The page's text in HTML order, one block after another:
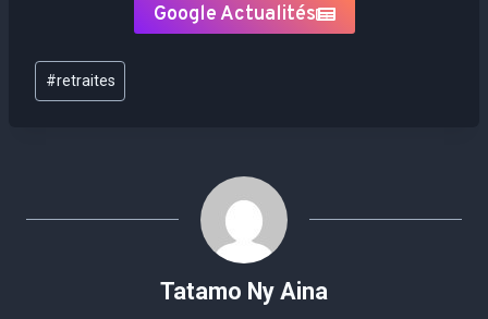
Google Actualités
Étiquettes
de
#retraites
Tatamo Ny Aina